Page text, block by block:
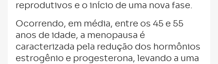
reprodutivos e o início de uma nova fase.
Ocorrendo, em média, entre os 45 e 55
anos de idade, a menopausa é
caracterizada pela redução dos hormônios
estrogênio e progesterona, levando a uma